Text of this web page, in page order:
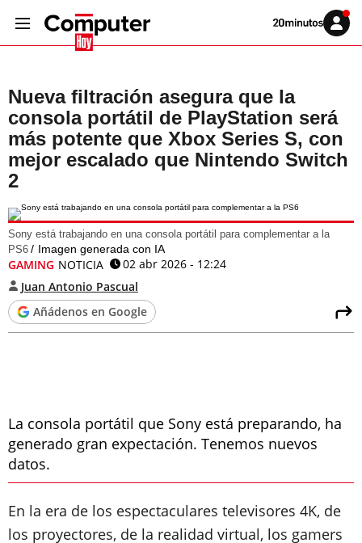
Volver
Iniciar
sesión
Nueva filtración asegura que la
consola portátil de PlayStation será
más potente que Xbox Series S, con
mejor escalado que Nintendo Switch
2
Sony está trabajando en una consola portátil para complementar a la
PS6
Imagen generada con IA
GAMING NOTICIA
02 abr 2026 - 12:24
Juan Antonio Pascual
Añádenos en Google
La consola portátil que Sony está preparando, ha
generado gran expectación. Tenemos nuevos
datos.
En la era de los espectaculares televisores 4K, de
los proyectores, de la realidad virtual, los gamers